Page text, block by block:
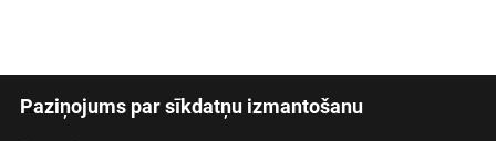
Paziņojums par sīkdatņu izmantošanu
Latviski